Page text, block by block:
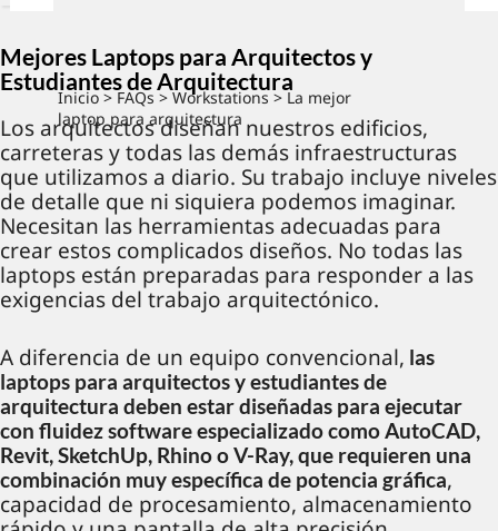
Inicio>FAQs>Workstations> La mejor
laptop para arquitectura
Mejores Laptops para Arquitectos y
Estudiantes de Arquitectura
Los arquitectos diseñan nuestros edificios,
carreteras y todas las demás infraestructuras
que utilizamos a diario. Su trabajo incluye niveles
de detalle que ni siquiera podemos imaginar.
Necesitan las herramientas adecuadas para
crear estos complicados diseños. No todas las
laptops están preparadas para responder a las
exigencias del trabajo arquitectónico.
A diferencia de un equipo convencional, las
laptops para arquitectos y estudiantes de
arquitectura deben estar diseñadas para ejecutar
con fluidez software especializado como AutoCAD,
Revit, SketchUp, Rhino o V-Ray, que requieren una
combinación muy específica de potencia gráfica,
capacidad de procesamiento, almacenamiento